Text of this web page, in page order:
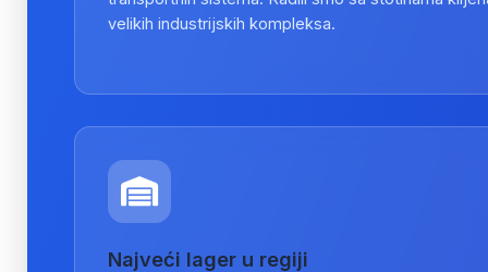
velikih industrijskih kompleksa.
Najveći lager u regiji